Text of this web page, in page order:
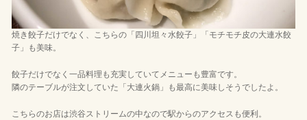
焼き餃子だけでなく、こちらの「四川坦々水餃子」「モチモチ皮の大連水餃
子」も美味。
餃子だけでなく一品料理も充実していてメニューも豊富です。
隣のテーブルが注文していた「大連火鍋」も最高に美味しそうでしたよ。
こちらのお店は渋谷ストリームの中なので駅からのアクセスも便利。